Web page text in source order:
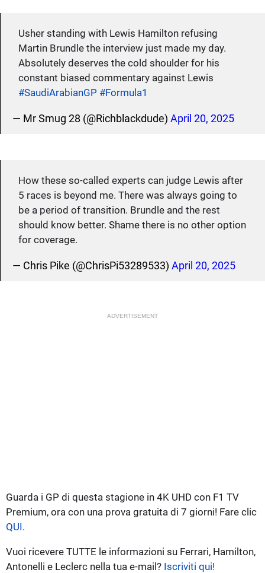
Usher standing with Lewis Hamilton refusing
Martin Brundle the interview just made my day.
Absolutely deserves the cold shoulder for his
constant biased commentary against Lewis
#SaudiArabianGP #Formula1
— Mr Smug 28 (@Richblackdude) April 20, 2025
How these so-called experts can judge Lewis after
5 races is beyond me. There was always going to
be a period of transition. Brundle and the rest
should know better. Shame there is no other option
for coverage.
— Chris Pike (@ChrisPi53289533) April 20, 2025
ADVERTISEMENT
Guarda i GP di questa stagione in 4K UHD con F1 TV
Premium, ora con una prova gratuita di 7 giorni! Fare clic
QUI.
Vuoi ricevere TUTTE le informazioni su Ferrari, Hamilton,
Antonelli e Leclerc nella tua e-mail? Iscriviti qui!